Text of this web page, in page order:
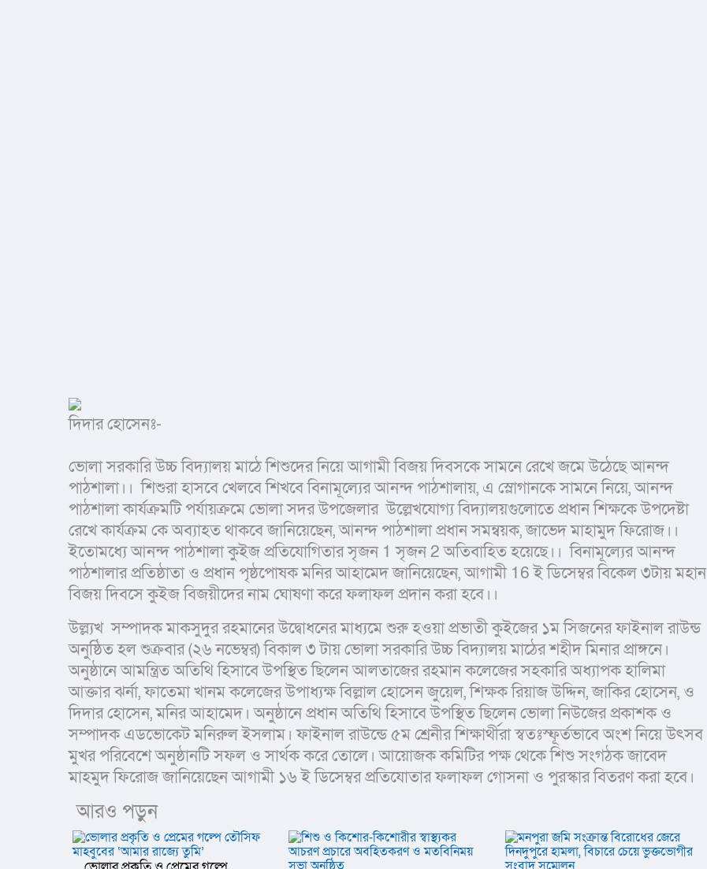
দিদার হোসেনঃ-
ভোলা সরকারি উচ্চ বিদ্যালয় মাঠে শিশুদের নিয়ে আগামী বিজয় দিবসকে সামনে রেখে জমে উঠেছে আনন্দ
পাঠশালা।।  শিশুরা হাসবে খেলবে শিখবে বিনামূল্যের আনন্দ পাঠশালায়, এ স্লোগানকে সামনে নিয়ে, আনন্দ
পাঠশালা কার্যক্রমটি পর্যায়ক্রমে ভোলা সদর উপজেলার  উল্লেখযোগ্য বিদ্যালয়গুলোতে প্রধান শিক্ষকে উপদেষ্টা
রেখে কার্যক্রম কে অব্যাহত থাকবে জানিয়েছেন, আনন্দ পাঠশালা প্রধান সমন্বয়ক, জাভেদ মাহামুদ ফিরোজ।।
ইতোমধ্যে আনন্দ পাঠশালা কুইজ প্রতিযোগিতার সৃজন 1 সৃজন 2 অতিবাহিত হয়েছে।।  বিনামূল্যের আনন্দ
পাঠশালার প্রতিষ্ঠাতা ও প্রধান পৃষ্ঠপোষক মনির আহামেদ জানিয়েছেন, আগামী 16 ই ডিসেম্বর বিকেল ৩টায় মহান
বিজয় দিবসে কুইজ বিজয়ীদের নাম ঘোষণা করে ফলাফল প্রদান করা হবে।।
উল্ল্যখ  সম্পাদক মাকসুদুর রহমানের উদ্বোধনের মাধ্যমে শুরু হওয়া প্রভাতী কুইজের ১ম সিজনের ফাইনাল রাউন্ড
অনুষ্ঠিত হল শুক্রবার (২৬ নভেম্বর) বিকাল ৩ টায় ভোলা সরকারি উচ্চ বিদ্যালয় মাঠের শহীদ মিনার প্রাঙ্গনে।
অনুষ্ঠানে আমন্ত্রিত অতিথি হিসাবে উপস্থিত ছিলেন আলতাজের রহমান কলেজের সহকারি অধ্যাপক হালিমা
আক্তার ঝর্না, ফাতেমা খানম কলেজের উপাধ্যক্ষ বিল্লাল হোসেন জুয়েল, শিক্ষক রিয়াজ উদ্দিন, জাকির হোসেন, ও
দিদার হোসেন, মনির আহামেদ। অনুষ্ঠানে প্রধান অতিথি হিসাবে উপস্থিত ছিলেন ভোলা নিউজের প্রকাশক ও
সম্পাদক এডভোকেট মনিরুল ইসলাম। ফাইনাল রাউন্ডে ৫ম শ্রেনীর শিক্ষার্থীরা স্বতঃস্ফূর্তভাবে অংশ নিয়ে উৎসব
মুখর পরিবেশে অনুষ্ঠানটি সফল ও সার্থক করে তোলে। আয়োজক কমিটির পক্ষ থেকে শিশু সংগঠক জাবেদ
মাহমুদ ফিরোজ জানিয়েছেন আগামী ১৬ ই ডিসেম্বর প্রতিযোতার ফলাফল গোসনা ও পুরস্কার বিতরণ করা হবে।
আরও পড়ুন